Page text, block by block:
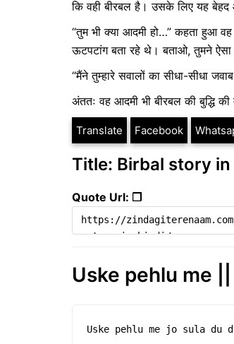
कि वही बीरबल है। उसके लिए यह बेहद
“तुम भी क्या आदमी हो…” कहता हुआ
ऊटपटांग बता रहे थे। बताओ, तुमने ऐसा
“मैंने तुम्हारे सवालों का सीधा-सीधा
अंततः वह आदमी भी बीरबल की बुद्धि
Translate Facebook
Title: Birbal story
Quote Url: ❐
Uske pehlu me
Uske pehlu me jo sula du